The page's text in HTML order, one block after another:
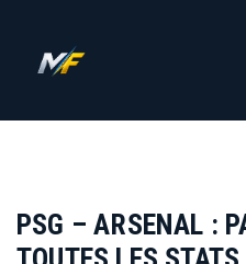
PSG – ARSENAL :